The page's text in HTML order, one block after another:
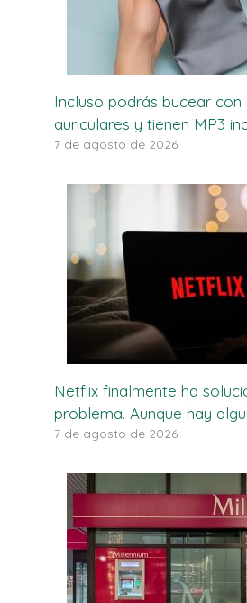
Incluso podrás bucear con
auriculares y tienen MP3
7 de agosto de 2026
Netflix finalmente ha
problema. Aunque hay
7 de agosto de 2026